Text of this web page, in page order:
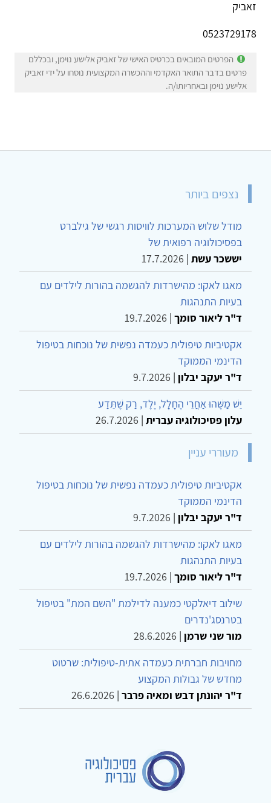
זאביק
0523729178
הפרטים המובאים בכרטיס האישי של זאביק אלישע נוימן, ובכללם
פרטים בדבר התואר האקדמי וההכשרה המקצועית נוסחו על ידי זאביק
אלישע נוימן ובאחריותו/ה.
נצפים ביותר
מודל שלוש המערכות לוויסות רגשי של גילברט
בפסיכולוגיה רפואית של
יששכר עשת |
17.7.2026
מאגו לאקו: מהישרדות להגשמה בהורות לילדים עם
בעיות התנהגות
ד"ר ליאור סומך |
19.7.2026
אקטיביות טיפולית כעמדה נפשית של נוכחות בטיפול
הדינמי הממוקד
ד"ר יעקב יבלון |
9.7.2026
יֵשׁ מַשֶּׁהוּ אַחֲרֵי הֶחָלָל, יֶלֶד, רַק שֶׁתֵּדַע
עלון פסיכולוגיה עברית |
26.7.2026
מעוררי עניין
אקטיביות טיפולית כעמדה נפשית של נוכחות בטיפול
הדינמי הממוקד
ד"ר יעקב יבלון |
9.7.2026
מאגו לאקו: מהישרדות להגשמה בהורות לילדים עם
בעיות התנהגות
ד"ר ליאור סומך |
19.7.2026
שילוב דיאלקטי כמענה לדילמת "השם המת" בטיפול
בטרנסג'נדרים
מור שני שרמן |
28.6.2026
מחויבות חברתית כעמדה אתית-טיפולית: שרטוט
מחדש של גבולות המקצוע
ד"ר יהונתן דבש ומאיה פרבר |
26.6.2026